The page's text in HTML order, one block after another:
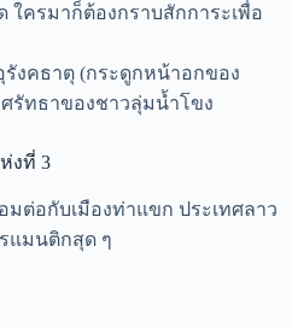
ใครมาก็ต้องกราบสักการะเพื่อ
งคธาตุ (กระดูกหน้าอกของ
รัทธาของชาวลุ่มน้ำโขง
งที่ 3
ต่อกับเมืองท่าแขก ประเทศลาว
แมนติกสุด ๆ